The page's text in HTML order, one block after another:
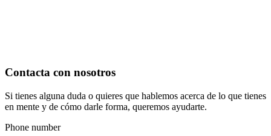
Contacta con nosotros
Si tienes alguna duda o quieres que hablemos acerca de lo que tienes
en mente y de cómo darle forma, queremos ayudarte.
Phone number